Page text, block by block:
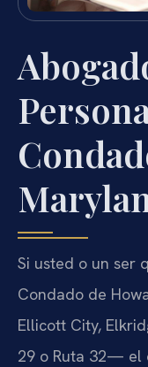
Si usted o un ser
Condado de
Ellicott City,
29 o Ruta 32— el